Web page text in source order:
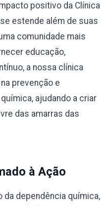
positivo da Clínica
estende além de suas
comunidade mais
educação,
a nossa clínica
prevenção e
ajudando a criar
das amarras das
à Ação
dependência química,